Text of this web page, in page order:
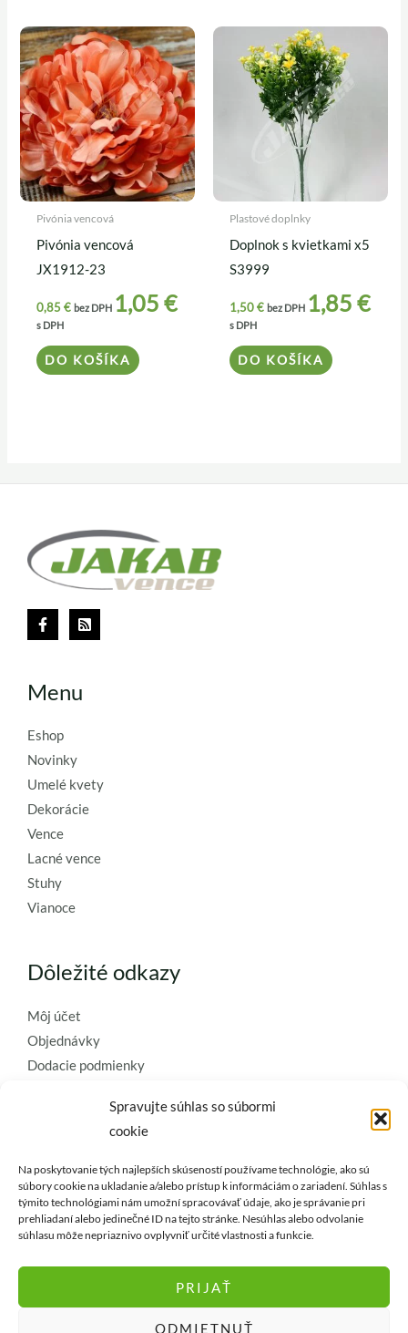
Spravujte súhlas so súbormi
cookie
Na poskytovanie tých najlepších skúseností používame technológie, ako sú
súbory cookie na ukladanie a/alebo prístup k informáciám o zariadení. Súhlas s
týmito technológiami nám umožní spracovávať údaje, ako je správanie pri
prehliadaní alebo jedinečné ID na tejto stránke. Nesúhlas alebo odvolanie
súhlasu môže nepriaznivo ovplyvniť určité vlastnosti a funkcie.
PRIJAŤ
ODMIETNUŤ
Pivónia vencová
Pivónia vencová
JX1912-23
0,85€ bez DPH 1,05 €
s DPH
DO KOŠÍKA
Plastové doplnky
Doplnok s kvietkami x5
S3999
1,50€ bez DPH 1,85 €
s DPH
DO KOŠÍKA
Menu
Eshop
Novinky
Umelé kvety
Dekorácie
Vence
Lacné vence
Stuhy
Vianoce
Dôležité odkazy
Môj účet
Objednávky
Dodacie podmienky
Ochrana osobných údajov
Zásady používania súborov cookie
Kontaktujte nás a požiadajte o
najkvalitnejšie umelé kvety a
dekorácie..